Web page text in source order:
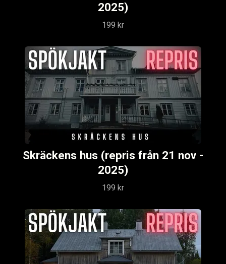
2025)
199 kr
Skräckens hus (repris från 21 nov -
2025)
199 kr